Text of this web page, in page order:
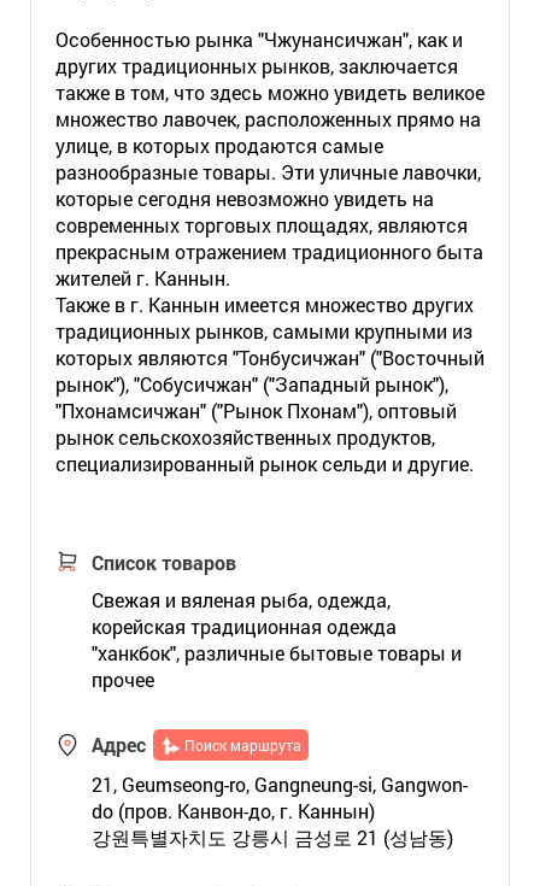
Особенностью рынка "Чжунансичжан", как и
других традиционных рынков, заключается
также в том, что здесь можно увидеть великое
множество лавочек, расположенных прямо на
улице, в которых продаются самые
разнообразные товары. Эти уличные лавочки,
которые сегодня невозможно увидеть на
современных торговых площадях, являются
прекрасным отражением традиционного быта
жителей г. Каннын.
Также в г. Каннын имеется множество других
традиционных рынков, самыми крупными из
которых являются "Тонбусичжан" ("Восточный
рынок"), "Собусичжан" ("Западный рынок"),
"Пхонамсичжан" ("Рынок Пхонам"), оптовый
рынок сельскохозяйственных продуктов,
специализированный рынок сельди и другие.
Список товаров
Свежая и вяленая рыба, одежда,
корейская традиционная одежда
"ханкбок", различные бытовые товары и
прочее
Адрес Поиск маршрута
21, Geumseong-ro, Gangneung-si, Gangwon-
do (пров. Канвон-до, г. Каннын)
강원특별자치도 강릉시 금성로 21 (성남동)